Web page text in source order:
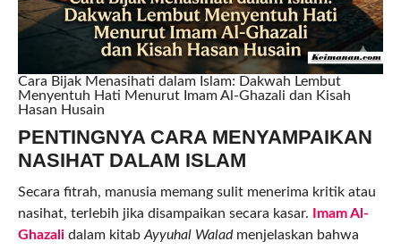
Cara Bijak Menasihati dalam Islam: Dakwah Lembut
Menyentuh Hati Menurut Imam Al-Ghazali dan Kisah
Hasan Husain
PENTINGNYA CARA MENYAMPAIKAN
NASIHAT DALAM ISLAM
Secara fitrah, manusia memang sulit menerima kritik atau
nasihat, terlebih jika disampaikan secara kasar.
Imam Al-
Ghazalidalam kitab Ayyuhal Waladmenjelaskan bahwa